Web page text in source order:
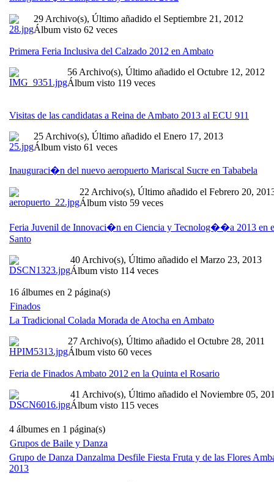
29 Archivo(s), Último añadido el Septiembre 21, 2012
Álbum visto 62 veces
Primera Feria Inclusiva del Calzado 2012 en Ambato
56 Archivo(s), Último añadido el Octubre 12, 2012
Álbum visto 119 veces
Visitas de las candidatas a Reina de Ambato 2013 al ECU 911
25 Archivo(s), Último añadido el Enero 17, 2013
Álbum visto 61 veces
Inauguraci�n del nuevo aeropuerto Mariscal Sucre en Tababela
22 Archivo(s), Último añadido el Febrero 20,
Álbum visto 59 veces
Feria Juvenil de Innovaci�n en Ciencia y Tecnolog��a 2013 en
Santo
40 Archivo(s), Último añadido el Marzo 23, 2013
Álbum visto 114 veces
16 álbumes en 2 página(s)
Finados
La Tradicional Colada Morada de Atocha en Ambato
27 Archivo(s), Último añadido el Octubre 28, 2011
Álbum visto 60 veces
Feria de Finados Ambato 2012 en la Quinta el Rosario
41 Archivo(s), Último añadido el Noviembre 05,
Álbum visto 115 veces
4 álbumes en 1 página(s)
Grupos de Baile y Danza
Grupo de Danza Danzalma Desfile Fiesta Fruta y de las Flores
2013